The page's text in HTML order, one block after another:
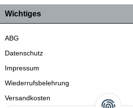
Wichtiges
ABG
Datenschutz
Impressum
Wiederrufsbelehrung
Versandkosten